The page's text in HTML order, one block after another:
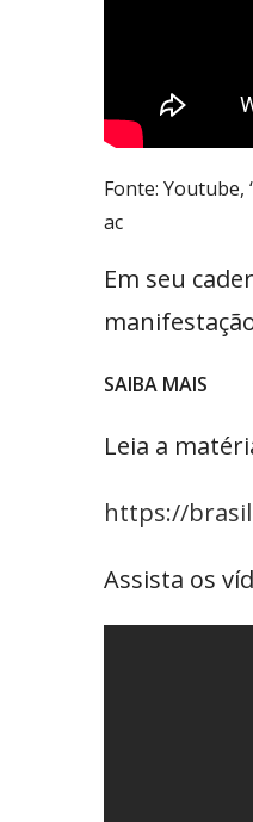
Fonte: Youtube,
ac
Em seu
SAIBA MAIS
Leia a
https://
Assista os